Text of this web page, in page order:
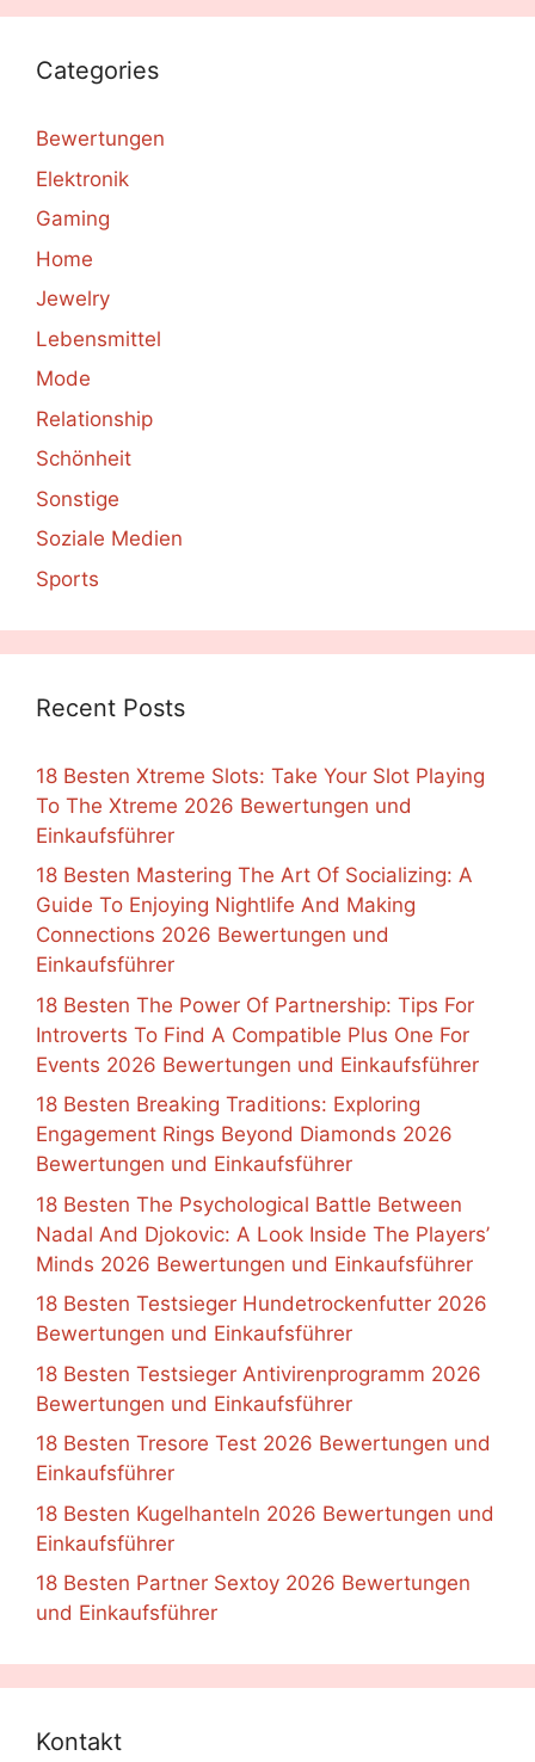
Categories
Bewertungen
Elektronik
Gaming
Home
Jewelry
Lebensmittel
Mode
Relationship
Schönheit
Sonstige
Soziale Medien
Sports
Recent Posts
18 Besten Xtreme Slots: Take Your Slot Playing
To The Xtreme 2026 Bewertungen und
Einkaufsführer
18 Besten Mastering The Art Of Socializing: A
Guide To Enjoying Nightlife And Making
Connections 2026 Bewertungen und
Einkaufsführer
18 Besten The Power Of Partnership: Tips For
Introverts To Find A Compatible Plus One For
Events 2026 Bewertungen und Einkaufsführer
18 Besten Breaking Traditions: Exploring
Engagement Rings Beyond Diamonds 2026
Bewertungen und Einkaufsführer
18 Besten The Psychological Battle Between
Nadal And Djokovic: A Look Inside The Players’
Minds 2026 Bewertungen und Einkaufsführer
18 Besten Testsieger Hundetrockenfutter 2026
Bewertungen und Einkaufsführer
18 Besten Testsieger Antivirenprogramm 2026
Bewertungen und Einkaufsführer
18 Besten Tresore Test 2026 Bewertungen und
Einkaufsführer
18 Besten Kugelhanteln 2026 Bewertungen und
Einkaufsführer
18 Besten Partner Sextoy 2026 Bewertungen
und Einkaufsführer
Kontakt